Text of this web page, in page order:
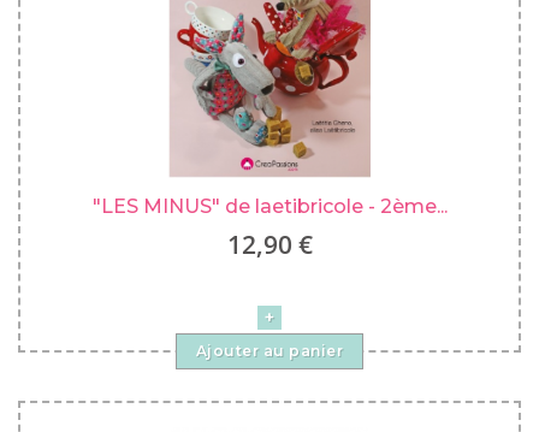
"LES MINUS" de laetibricole - 2ème...
12,90 €
Ajouter au panier